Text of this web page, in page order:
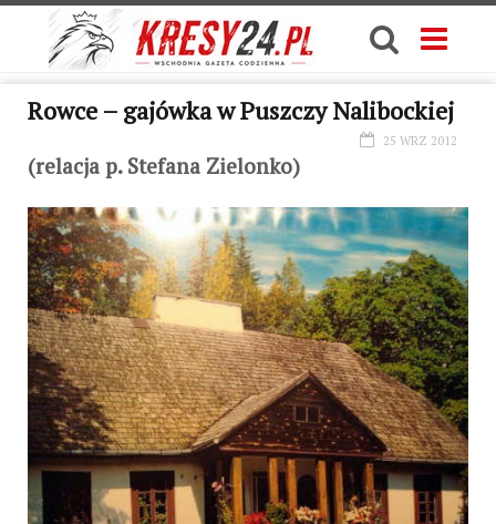
Rowce – gajówka w Puszczy Nalibockiej
25 WRZ 2012
(relacja p. Stefana Zielonko)